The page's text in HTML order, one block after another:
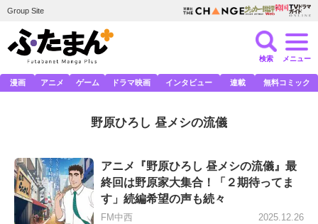
Group Site
検索 メニュー
漫画 アニメ ゲーム ドラマ映画 インタビュー 連載 無料コミック
野原ひろし 昼メシの流儀
アニメ『野原ひろし 昼メシの流儀』最
終回は野原家大集合！「２期待ってま
す」続編希望の声も続々
FM中西
2025.12.26